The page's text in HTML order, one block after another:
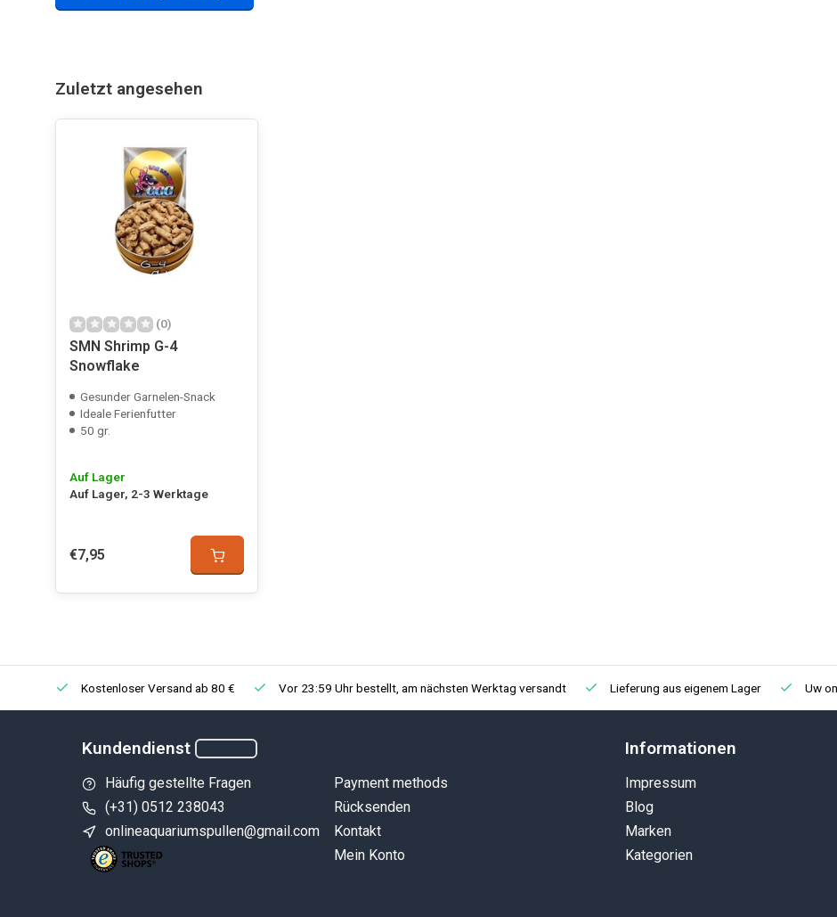
Zuletzt angesehen
(0)
SMN Shrimp G-4
Snowflake
Gesunder Garnelen-Snack
Ideale Ferienfutter
50 gr.
Auf Lager
Auf Lager, 2-3 Werktage
€7,95
Kostenloser Versand ab 80 € Vor 23:59 Uhr bestellt, am nächsten Werktag versandt Lieferung aus eigenem Lager Uw
Kundendienst
Häufig gestellte Fragen
(+31) 0512 238043
onlineaquariumspullen@gmail.com
Payment methods
Rücksenden
Kontakt
Mein Konto
Informationen
Impressum
Blog
Marken
Kategorien